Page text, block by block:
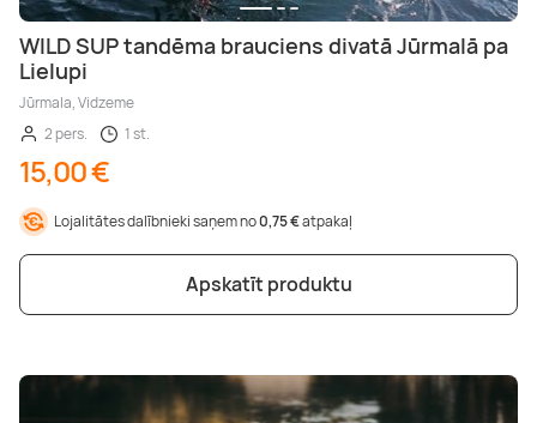
WILD SUP tandēma brauciens divatā Jūrmalā pa
Lielupi
Jūrmala, Vidzeme
2 pers.
1 st.
15,00 €
Lojalitātes dalībnieki saņem no0,75 €atpakaļ
Apskatīt produktu